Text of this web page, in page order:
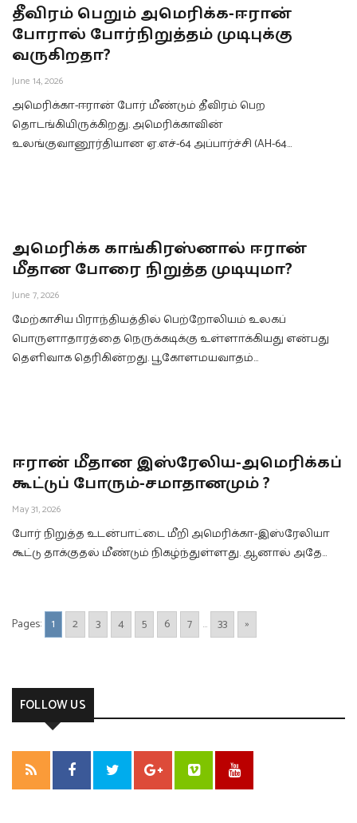
தீவிரம் பெறும் அமெரிக்க-ஈரான்
போரால் போர்நிறுத்தம் முடிபுக்கு
வருகிறதா?
June 14, 2026
அமெரிக்கா-ஈரான் போர் மீண்டும் தீவிரம் பெற
தொடங்கியிருக்கிறது. அமெரிக்காவின்
உலங்குவானூர்தியான ஏ.எச்-64 அப்பார்ச்சி (AH-64…
அமெரிக்க காங்கிரஸ்னால் ஈரான்
மீதான போரை நிறுத்த முடியுமா?
June 7, 2026
மேற்காசிய பிராந்தியத்தில் பெற்றோலியம் உலகப்
பொருளாதாரத்தை நெருக்கடிக்கு உள்ளாக்கியது என்பது
தெளிவாக தெரிகின்றது. பூகோளமயவாதம்…
ஈரான் மீதான இஸ்ரேலிய-அமெரிக்கப்
கூட்டுப் போரும்-சமாதானமும் ?
May 31, 2026
போர் நிறுத்த உடன்பாட்டை மீறி அமெரிக்கா-இஸ்ரேலியா
கூட்டு தாக்குதல் மீண்டும் நிகழ்ந்துள்ளது. ஆனால் அதே…
Pages: 1 2 3 4 5 6 7 ... 33 »
FOLLOW US